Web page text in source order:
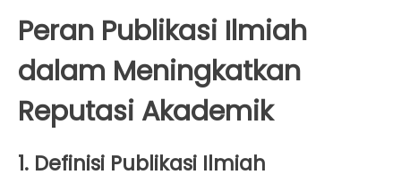
Peran Publikasi Ilmiah
dalam Meningkatkan
Reputasi Akademik
1. Definisi Publikasi Ilmiah